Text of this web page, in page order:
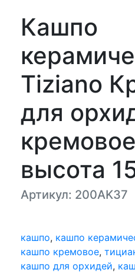
Кашпо
Tiziano
для
высота
Артикул: 200AK37
кашпо, кашпо
кашпо кремовое,
кашпо для орхидей,